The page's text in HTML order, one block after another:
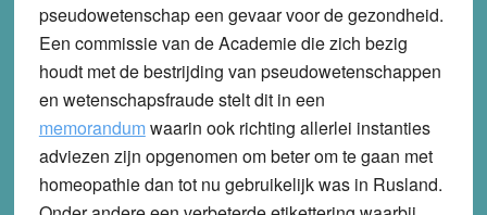
pseudowetenschap een gevaar voor de gezondheid.
Een commissie van de Academie die zich bezig
houdt met de bestrijding van pseudowetenschappen
en wetenschapsfraude stelt dit in een
memorandumwaarin ook richting allerlei instanties
adviezen zijn opgenomen om beter om te gaan met
homeopathie dan tot nu gebruikelijk was in Rusland.